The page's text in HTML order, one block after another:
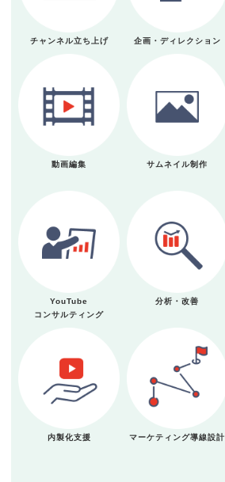
チャンネル立ち上げ 企画・ディレクション
動画編集 サムネイル制作
YouTube
コンサルティング
分析・改善
内製化支援 マーケティング導線設計